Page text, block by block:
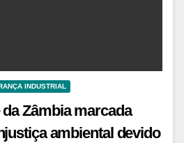
INDUSTRIAL
Zâmbia marcada
ambiental devido